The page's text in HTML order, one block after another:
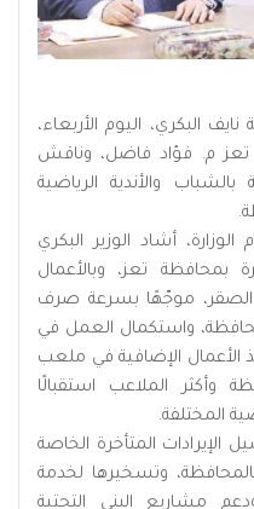
البكري، اليوم الأربعاء،
تعز م. فؤاد فاضل، وناقش
والأندية الرياضية
أشاد الوزير البكري
بمحافظة تعز، وبالأعمال
الصقر، موجّهًا بسرعة صرف
واستكمال العمل في
الأعمال الإضافية في ملعب
وأكثر الملاعب استقبالًا
المختلفة.
المتأخرة الخاصة
وتسخيرها لخدمة
مشاريع البنى التحتية